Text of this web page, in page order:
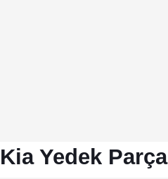
Kia Yedek Parça